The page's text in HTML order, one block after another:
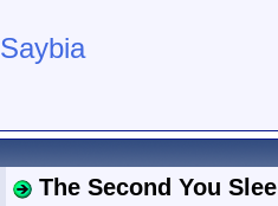
Saybia
The Second You